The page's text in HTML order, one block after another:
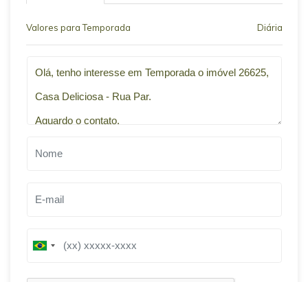
Valores para Temporada Diária
B